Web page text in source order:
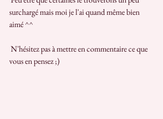
surchargé mais moi je l'ai quand même bien
aimé ^^
vous en pensez ;)